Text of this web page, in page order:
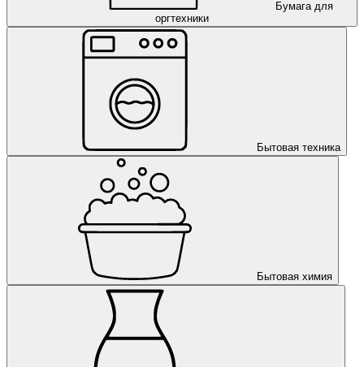
Бумага для
оргтехники
Бытовая техника
Бытовая химия